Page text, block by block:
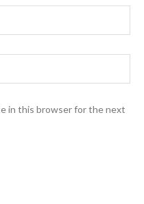
in this browser for the next